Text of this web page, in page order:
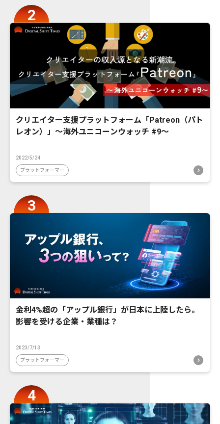
クリエイター支援プラットフォーム「Patreon（パト
レオン）」〜海外ユニコーンウォッチ #9〜
2022/5/24
プラットフォーマー
金利4%超の「アップル銀行」が日本に上陸したら。
影響を受ける企業・業種は？
2023/7/13
プラットフォーマー